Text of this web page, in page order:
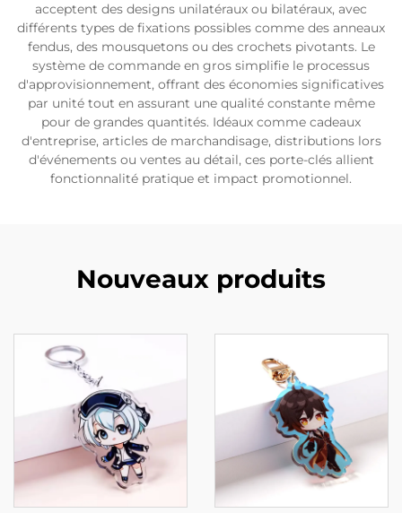
acceptent des designs unilatéraux ou bilatéraux, avec
différents types de fixations possibles comme des anneaux
fendus, des mousquetons ou des crochets pivotants. Le
système de commande en gros simplifie le processus
d'approvisionnement, offrant des économies significatives
par unité tout en assurant une qualité constante même
pour de grandes quantités. Idéaux comme cadeaux
d'entreprise, articles de marchandisage, distributions lors
d'événements ou ventes au détail, ces porte-clés allient
fonctionnalité pratique et impact promotionnel.
Nouveaux produits